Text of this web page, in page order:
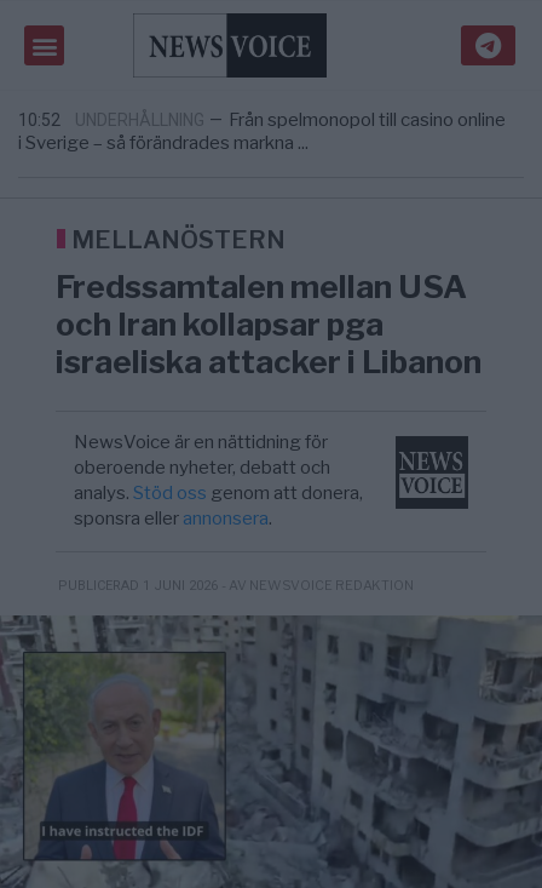
5/8 KRIG & FRED
massbegravningarna någonsin
KRIG & FRED
Richard D. Wolff: Därför provocerar
10:52 UNDERHÅLLNING — Från spelmonopol till casino online
i Sverige – så förändrades markna ...
avgöra all utrikespolitik
massbegravningarna någonsin
11:43 KRIG & FRED — Richard D. Wolff: Därför provocerar
Europas ledare fram ett krig med Rys ...
MELLANÖSTERN
Fredssamtalen mellan USA
och Iran kollapsar pga
israeliska attacker i Libanon
NewsVoice är en nättidning för
oberoende nyheter, debatt och
analys.Stöd oss genom att donera,
sponsra eller annonsera.
PUBLICERAD 1 JUNI 2026 - AV NEWSVOICE REDAKTION